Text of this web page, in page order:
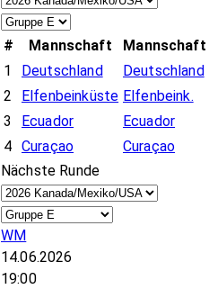
# Mannschaft Mannschaft
1
Deutschland Deutschland
2
Elfenbeinküste Elfenbeink.
3
Ecuador Ecuador
4 Curaçao Curaçao
Nächste Runde
WM
14.06.2026
19:00